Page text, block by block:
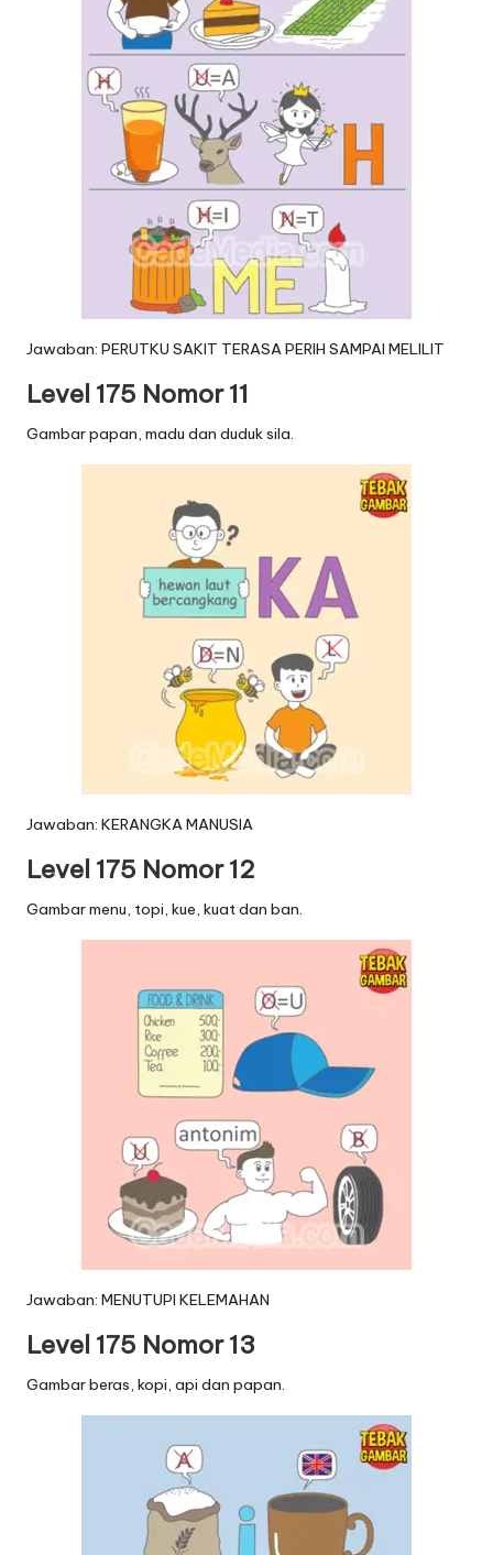
Jawaban: PERUTKU SAKIT TERASA PERIH SAMPAI MELILIT
Level 175 Nomor 11
Gambar papan, madu dan duduk sila.
Jawaban: KERANGKA MANUSIA
Level 175 Nomor 12
Gambar menu, topi, kue, kuat dan ban.
Jawaban: MENUTUPI KELEMAHAN
Level 175 Nomor 13
Gambar beras, kopi, api dan papan.